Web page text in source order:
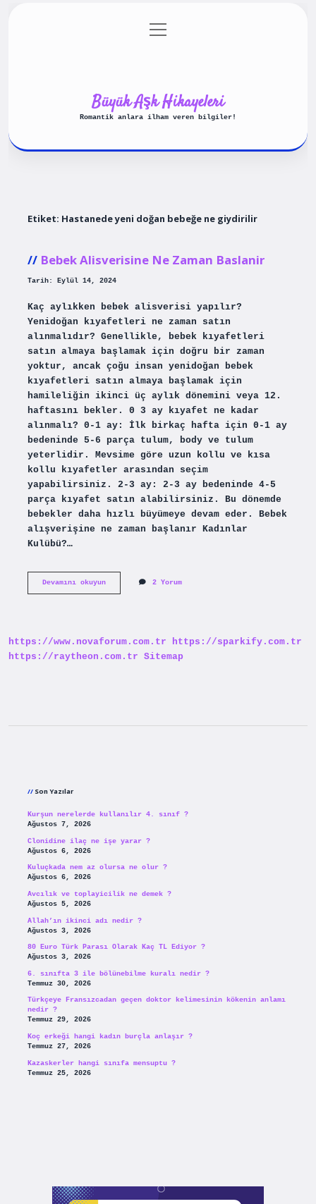
Gizlilik Politikası
menüyü
aç
Büyük Aşk Hikayeleri
Romantik anlara ilham veren bilgiler!
Etiket: Hastanede yeni doğan bebeğe ne giydirilir
Bebek Alisverisine Ne Zaman Baslanir
Tarih: Eylül 14, 2024
Kaç aylıkken bebek alisverisi yapılır?
Yenidoğan kıyafetleri ne zaman satın
alınmalıdır? Genellikle, bebek kıyafetleri
satın almaya başlamak için doğru bir zaman
yoktur, ancak çoğu insan yenidoğan bebek
kıyafetleri satın almaya başlamak için
hamileliğin ikinci üç aylık dönemini veya 12.
haftasını bekler. 0 3 ay kıyafet ne kadar
alınmalı? 0-1 ay: İlk birkaç hafta için 0-1 ay
bedeninde 5-6 parça tulum, body ve tulum
yeterlidir. Mevsime göre uzun kollu ve kısa
kollu kıyafetler arasından seçim
yapabilirsiniz. 2-3 ay: 2-3 ay bedeninde 4-5
parça kıyafet satın alabilirsiniz. Bu dönemde
bebekler daha hızlı büyümeye devam eder. Bebek
alışverişine ne zaman başlanır Kadınlar
Kulübü?…
Devamını okuyunBebek
2 Yorum
https://www.novaforum.com.tr
https://sparkify.com.tr
https://raytheon.com.tr Sitemap
Son Yazılar
Kurşun nerelerde kullanılır 4. sınıf ?
Ağustos 7, 2026
Clonidine ilaç ne işe yarar ?
Ağustos 6, 2026
Kuluçkada nem az olursa ne olur ?
Ağustos 6, 2026
Avcılık ve toplayicilik ne demek ?
Ağustos 5, 2026
Allah’ın ikinci adı nedir ?
Ağustos 3, 2026
80 Euro Türk Parası Olarak Kaç TL Ediyor ?
Ağustos 3, 2026
6. sınıfta 3 ile bölünebilme kuralı nedir ?
Temmuz 30, 2026
Türkçeye Fransızcadan geçen doktor kelimesinin kökenin anlamı
nedir ?
Temmuz 29, 2026
Koç erkeği hangi kadın burçla anlaşır ?
Temmuz 27, 2026
Kazaskerler hangi sınıfa mensuptu ?
Temmuz 25, 2026